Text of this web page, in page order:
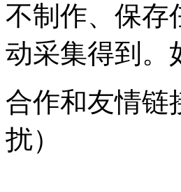
不制作、保存
动采集得到。
合作和友情链
扰）